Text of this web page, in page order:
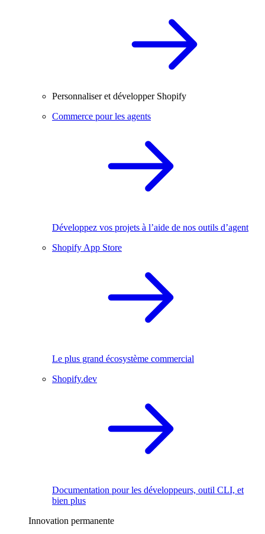
Personnaliser et développer Shopify
Commerce pour les agents
Développez vos projets à l’aide de nos outils d’agent
Shopify App Store
Le plus grand écosystème commercial
Shopify.dev
Documentation pour les développeurs, outil CLI, et
bien plus
Innovation permanente